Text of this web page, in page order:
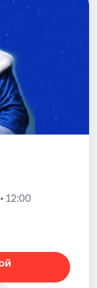
12:00